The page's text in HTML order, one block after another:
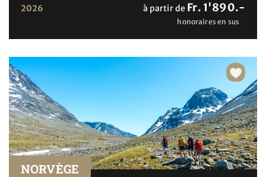
2026 à partir de Fr. 1'890.-
honoraires en sus
NORVÈGE